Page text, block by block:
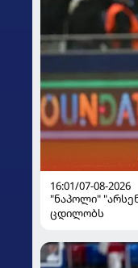
16:01/07-08-2026
"ნაპოლი"
ცდილობს